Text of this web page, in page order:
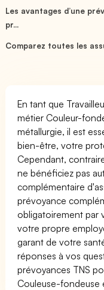
Les avantages d’une
pr...
Comparez toutes les
En tant que
métier Couleur-
métallurgie, il est
bien-être, votre
Cependant,
ne bénéficiez pas
complémentaire
prévoyance
obligatoirement par
votre propre
garant de votre
réponses à vos
prévoyances TNS
Couleuse-fondeuse